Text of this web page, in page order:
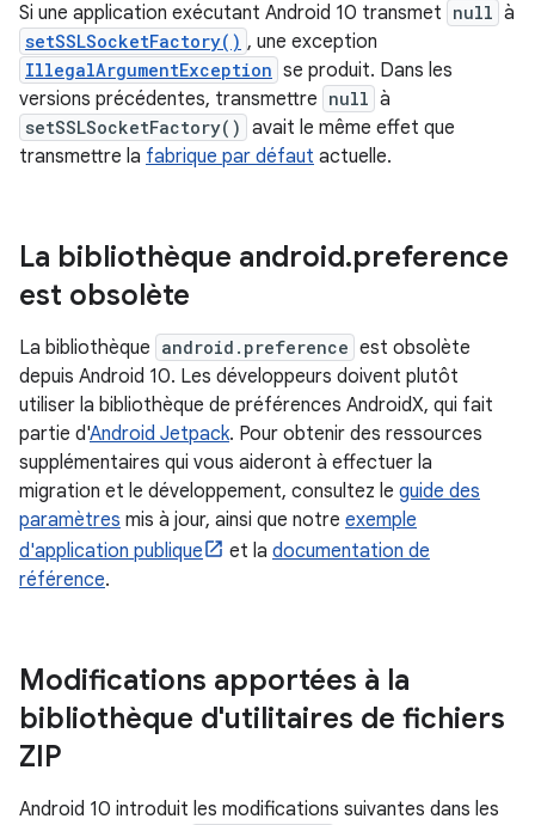
Si une application exécutant Android 10 transmet null à
setSSLSocketFactory() , une exception
IllegalArgumentException se produit. Dans les
versions précédentes, transmettre null à
setSSLSocketFactory() avait le même effet que
transmettre la fabrique par défaut actuelle.
La bibliothèque android.preference
est obsolète
La bibliothèque android.preference est obsolète
depuis Android 10. Les développeurs doivent plutôt
utiliser la bibliothèque de préférences AndroidX, qui fait
partie d'Android Jetpack. Pour obtenir des ressources
supplémentaires qui vous aideront à effectuer la
migration et le développement, consultez le guide des
paramètres mis à jour, ainsi que notre exemple
d'application publique
et la documentation de
référence.
Modifications apportées à la
bibliothèque d'utilitaires de fichiers
ZIP
Android 10 introduit les modifications suivantes dans les